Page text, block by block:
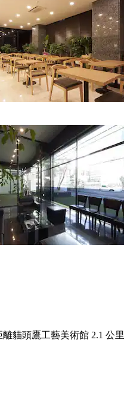
離貓頭鷹工藝美術館 2.1 公里